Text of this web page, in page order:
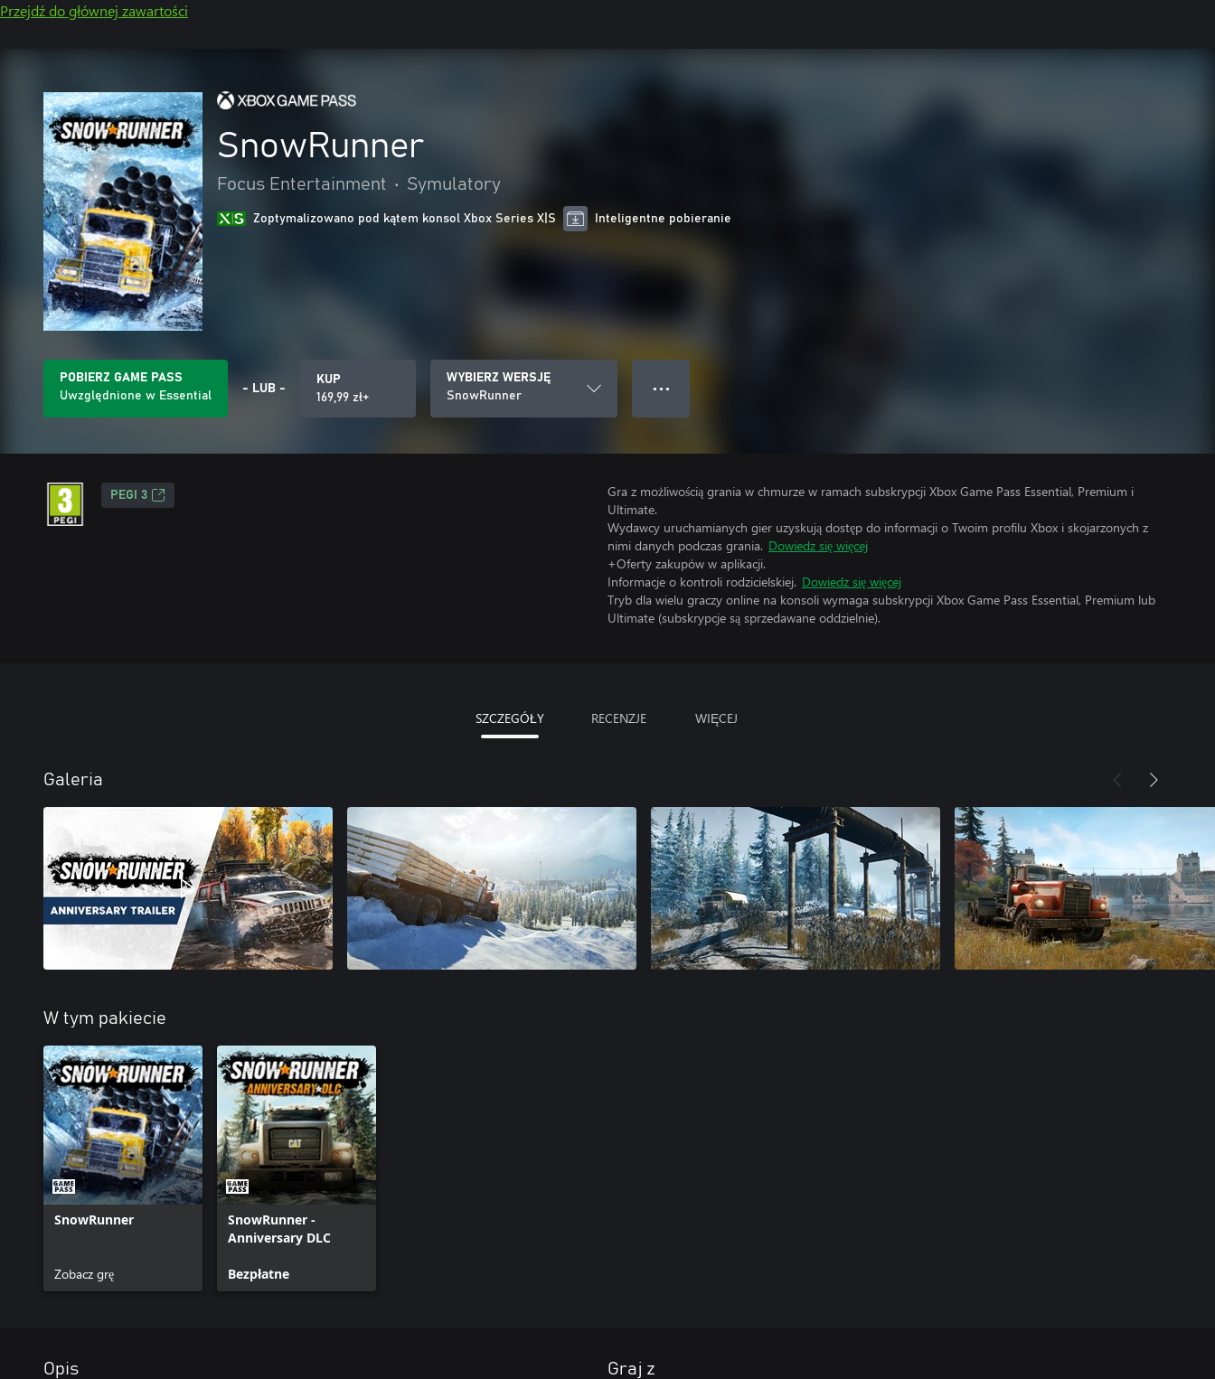
Przejdź do głównej zawartości
SnowRunner
Focus Entertainment • Symulatory
Zoptymalizowano pod kątem konsol Xbox Series X|S Inteligentne pobieranie
POBIERZ GAME PASS
Uwzględnione w Essential
- LUB -
KUP
169,99 zł+
WYBIERZ WERSJĘ
SnowRunner
● ● ●
PEGI 3
Gra z możliwością grania w chmurze w ramach subskrypcji Xbox Game Pass Essential, Premium i
Ultimate.
Wydawcy uruchamianych gier uzyskują dostęp do informacji o Twoim profilu Xbox i skojarzonych z
nimi danych podczas grania. Dowiedz się więcej
+Oferty zakupów w aplikacji.
Informacje o kontroli rodzicielskiej. Dowiedz się więcej
Tryb dla wielu graczy online na konsoli wymaga subskrypcji Xbox Game Pass Essential, Premium lub
Ultimate (subskrypcje są sprzedawane oddzielnie).
SZCZEGÓŁY RECENZJE WIĘCEJ
Galeria
W tym pakiecie
SnowRunner
Zobacz grę
SnowRunner -
Anniversary DLC
Bezpłatne
Opis Graj z